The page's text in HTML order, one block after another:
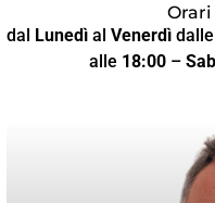
dal Lunedì al Venerdì
alle 18:00–